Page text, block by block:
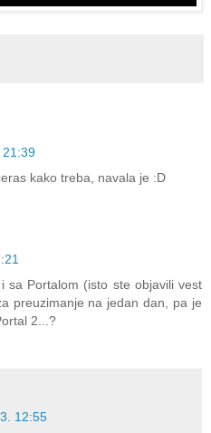
21:39
kako treba, navala je :D
sa Portalom (isto ste objavili vest
preuzimanje na jedan dan, pa je
2...?
12:55